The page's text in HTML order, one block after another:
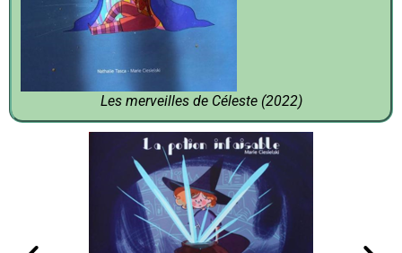
Les merveilles de Céleste (2022)